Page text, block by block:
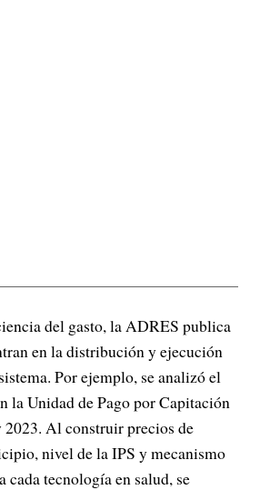
del gasto, la ADRES publica
en la distribución y ejecución
Por ejemplo, se analizó el
la Unidad de Pago por Capitación
Al construir precios de
nivel de la IPS y mecanismo
cada tecnología en salud, se